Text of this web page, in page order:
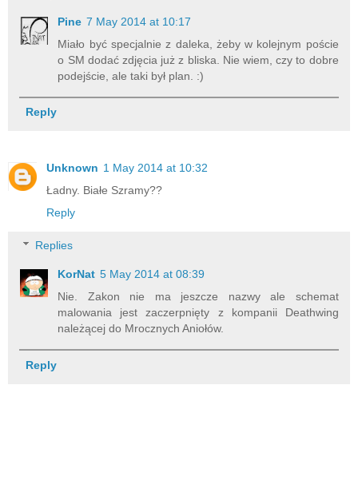
Pine 7 May 2014 at 10:17
Miało być specjalnie z daleka, żeby w kolejnym poście
o SM dodać zdjęcia już z bliska. Nie wiem, czy to dobre
podejście, ale taki był plan. :)
Reply
Unknown 1 May 2014 at 10:32
Ładny. Białe Szramy??
Reply
Replies
KorNat 5 May 2014 at 08:39
Nie. Zakon nie ma jeszcze nazwy ale schemat
malowania jest zaczerpnięty z kompanii Deathwing
należącej do Mrocznych Aniołów.
Reply